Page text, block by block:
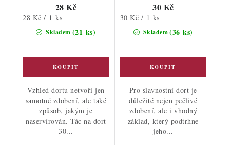
Skladem (21 ks)
28 Kč
Měrná
cena:
28 Kč / 1 ks
Vzhled dortu netvoří jen
samotné zdobení, ale také
způsob, jakým je
naservírován. Tác na dort
30...
Skladem(36 ks)
30 Kč
Měrná
cena:
30 Kč / 1 ks
Pro slavnostní dort je
důležité nejen pečlivé
zdobení, ale i vhodný
základ, který podtrhne
jeho...